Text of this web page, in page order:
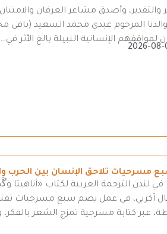
وأصدق مشاعر العرفان
المرحوم عبدي محمد السعيد
الإنسانية النبيلة بالغ الأثر في…
2026-08-
مسرحيات تلاحق الإنسان بين الحرب
لندن الترجمة العربية لكتاب «أناهيتا
آكريي، في عمل يضم سبع مسرحيات تفتح
عبر كتابة مسرحية تمزج الشعر بالفكر،